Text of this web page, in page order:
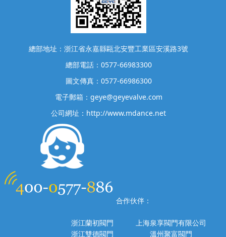
總部地址：浙江省永嘉縣甌北安豐工業區安溪路3號
總部電話：0577-66983300
圖文傳真：0577-66986300
電子郵箱：geye@geyevalve.com
公司網址：http://www.mdance.net
合作伙伴：
浙江蘭初閥門
上海泉享閥門有限公司
浙江雙德閥門
溫州聚富閥門